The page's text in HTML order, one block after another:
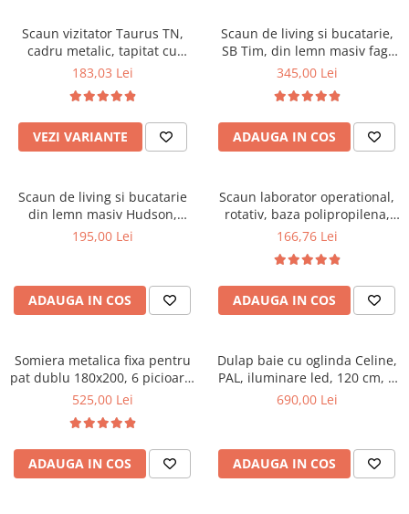
Saltele cu arcuri impachetate
individual
Saltele Memory Pocket
Saltele Memory Foam
Saltele Memory Pocket
Saltele cu plasa arcuri
Saltele cu spuma
Saltele cu spuma poliuretanica
Saltele 140x200
Saltele 180x200
Top saltele
Top saltele 5 cm
Top saltele memory 5 cm
Top saltele MemoHR 6.5 cm
Paturi
Seturi de pat si saltea
Masute de toaleta
Mobilier living
Scaune pentru living
Comode living
Set mese plus scaune
Scaune ergonomice
Etajere Birou
Birouri
Scaune pentru birou
Scaune pentru vizitatori
Scaune manager
Mobilier bucatarie
Mese bucatarie
Scaune birou
Scaune profesionale
Scaune resigilate
Scaune conferinta
Scaune terasa si outdoor
Scaun vizitator Taurus TN,
cadru metalic, tapitat cu
stofa, stivuibil, 120 kg, negru
183,03 Lei
VEZI VARIANTE
Scaun de living si bucatarie,
SB Tim, din lemn masiv fag,
tapiterie stofa, lacuit, 120 kg,
345,00 Lei
ADAUGA IN COS
Scaun de living si bucatarie
din lemn masiv Hudson,
tapiterie stofa,100 kg,
195,00 Lei
ADAUGA IN COS
Scaun laborator operational,
rotativ, baza polipropilena,
piele ecologica, inaltime
166,76 Lei
ADAUGA IN COS
Somiera metalica fixa pentru
pat dublu 180x200, 6 picioare,
32 lamele lemn fag, benzi
negru
525,00 Lei
ADAUGA IN COS
Dulap baie cu oglinda Celine,
PAL, iluminare led, 120 cm, 3
usi, 3 rafturi, soft close, alb
690,00 Lei
ADAUGA IN COS